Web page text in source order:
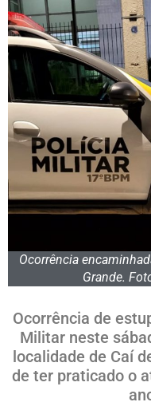
Ocorrência
Grande.
Ocorrência de
Militar neste
localidade de Caí
de ter praticado o